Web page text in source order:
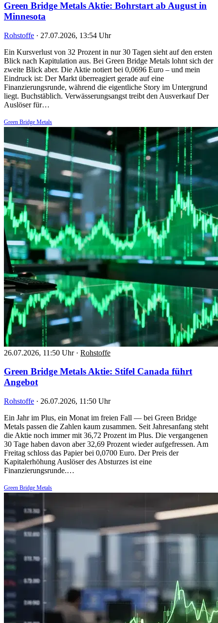
Green Bridge Metals Aktie: Bohrstart ab August in
Minnesota
Rohstoffe · 27.07.2026, 13:54 Uhr
Ein Kursverlust von 32 Prozent in nur 30 Tagen sieht auf den ersten
Blick nach Kapitulation aus. Bei Green Bridge Metals lohnt sich der
zweite Blick aber. Die Aktie notiert bei 0,0696 Euro – und mein
Eindruck ist: Der Markt überreagiert gerade auf eine
Finanzierungsrunde, während die eigentliche Story im Untergrund
liegt. Buchstäblich. Verwässerungsangst treibt den Ausverkauf Der
Auslöser für…
Green Bridge Metals
26.07.2026, 11:50 Uhr · Rohstoffe
Green Bridge Metals Aktie: Stifel Canada führt
Angebot
Rohstoffe · 26.07.2026, 11:50 Uhr
Ein Jahr im Plus, ein Monat im freien Fall — bei Green Bridge
Metals passen die Zahlen kaum zusammen. Seit Jahresanfang steht
die Aktie noch immer mit 36,72 Prozent im Plus. Die vergangenen
30 Tage haben davon aber 32,69 Prozent wieder aufgefressen. Am
Freitag schloss das Papier bei 0,0700 Euro. Der Preis der
Kapitalerhöhung Auslöser des Absturzes ist eine
Finanzierungsrunde.…
Green Bridge Metals